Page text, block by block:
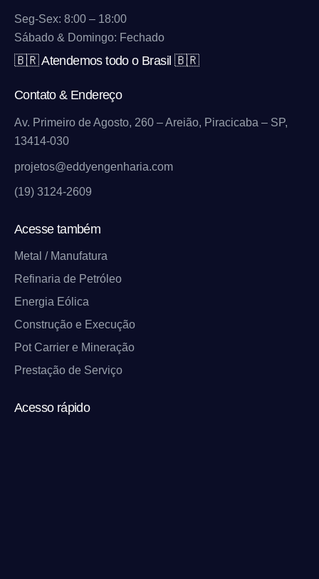
Seg-Sex: 8:00 – 18:00
Sábado & Domingo: Fechado
🇧🇷 Atendemos todo o Brasil 🇧🇷
Contato & Endereço
Av. Primeiro de Agosto, 260 – Areião, Piracicaba – SP,
13414-030
projetos@eddyengenharia.com
(19) 3124-2609
Acesse também
Metal / Manufatura
Refinaria de Petróleo
Energia Eólica
Construção e Execução
Pot Carrier e Mineração
Prestação de Serviço
Acesso rápido